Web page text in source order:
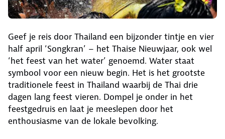
Geef je reis door Thailand een bijzonder tintje en vier
half april ‘Songkran’ – het Thaise Nieuwjaar, ook wel
‘het feest van het water’ genoemd. Water staat
symbool voor een nieuw begin. Het is het grootste
traditionele feest in Thailand waarbij de Thai drie
dagen lang feest vieren. Dompel je onder in het
feestgedruis en laat je meeslepen door het
enthousiasme van de lokale bevolking.